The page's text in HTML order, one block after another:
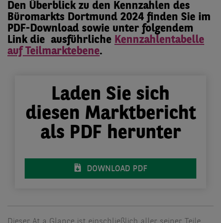
Den Überblick zu den Kennzahlen des
Büromarkts Dortmund 2024 finden Sie im
PDF-Download sowie unter folgendem
Link die ausführliche Kennzahlentabelle
auf Teilmarktebene.
Laden Sie sich
diesen Marktbericht
als PDF herunter
DOWNLOAD PDF